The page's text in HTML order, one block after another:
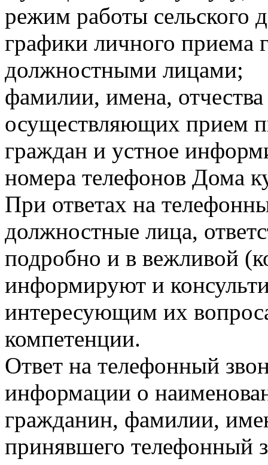
режим работы сельского
графики личного
должностными лицами;
фамилии, имена,
осуществляющих прием
граждан и устное
номера телефонов Дома
При ответах на
должностные лица,
подробно и в вежливой
информируют и
интересующим их
компетенции.
Ответ на телефонный
информации о
гражданин, фамилии,
принявшего телефонный